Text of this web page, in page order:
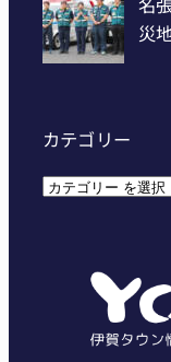
カテゴリー
カ